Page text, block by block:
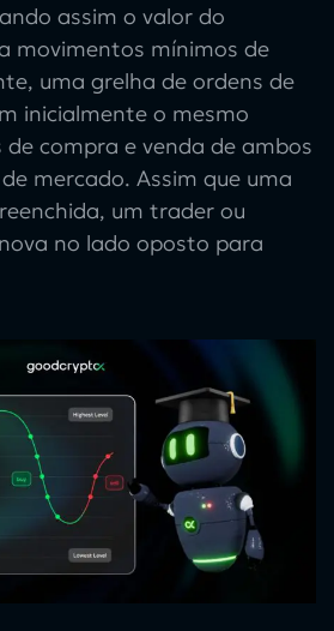
assim o valor do
movimentos mínimos de
uma grelha de ordens de
inicialmente o mesmo
compra e venda de ambos
mercado. Assim que uma
um trader ou
no lado oposto para